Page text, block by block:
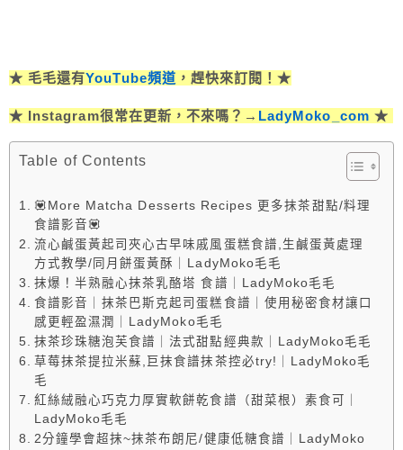
★ 毛毛還有YouTube頻道 ，趕快來訂閱！★
★ Instagram很常在更新，不來嗎？→ LadyMoko_com ★
Table of Contents
💟More Matcha Desserts Recipes 更多抹茶甜點/料理
食譜影音💟
流心鹹蛋黃起司夾心古早味戚風蛋糕食譜,生鹹蛋黃處理
方式教學/同月餅蛋黃酥｜LadyMoko毛毛
抹爆！半熟融心抹茶乳酪塔 食譜｜LadyMoko毛毛
食譜影音｜抹茶巴斯克起司蛋糕食譜｜使用秘密食材讓口
感更輕盈濕潤｜LadyMoko毛毛
抹茶珍珠糖泡芙食譜｜法式甜點經典款｜LadyMoko毛毛
草莓抹茶提拉米蘇,巨抹食譜抹茶控必try!｜LadyMoko毛
毛
紅絲絨融心巧克力厚實軟餅乾食譜（甜菜根）素食可｜
LadyMoko毛毛
2分鐘學會超抹~抹茶布朗尼/健康低糖食譜｜LadyMoko